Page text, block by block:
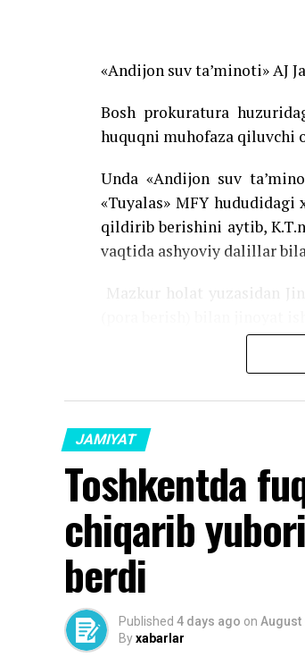
«Andijon suv ta’minoti» AJ
Bosh prokuratura
huquqni muhofaza qiluvchi
Unda «Andijon suv
«Tuyalas» MFY
qildirib berishini aytib,
vaqtida ashyoviy dalillar
Mazkur holat yuzasidan
Source link
JAMIYAT
Toshkentda
chiqarib
berdi
Published 4 days ago on August
Byxabarlar